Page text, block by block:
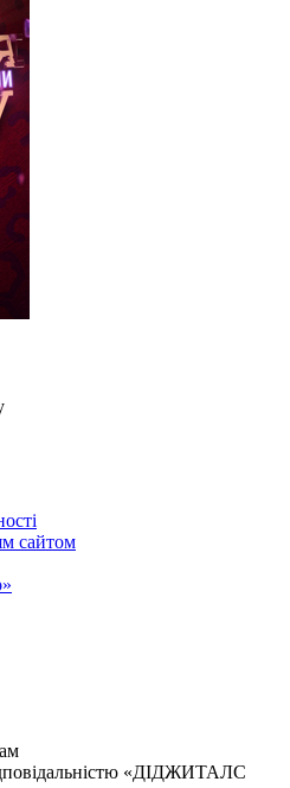
сайтом
«ДІДЖИТАЛС